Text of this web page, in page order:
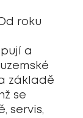
roku
a
základě
se
servis,